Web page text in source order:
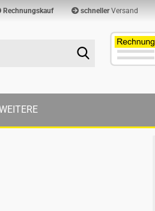
Rechnungskauf schnellerVersand
Suche...